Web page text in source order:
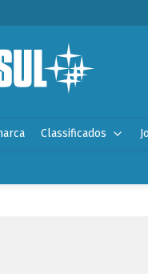
Classificados